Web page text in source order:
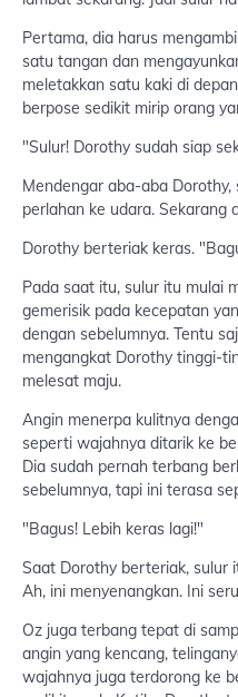
Pertama, dia harus
satu tangan dan
meletakkan satu kaki di
berpose sedikit mirip orang
"Sulur! Dorothy sudah siap
Mendengar aba-aba
perlahan ke udara. Sekarang
Dorothy berteriak keras.
Pada saat itu, sulur itu mulai
gemerisik pada kecepatan
dengan sebelumnya. Tentu
mengangkat Dorothy tinggi-
melesat maju.
Angin menerpa kulitnya
seperti wajahnya ditarik ke
Dia sudah pernah terbang
sebelumnya, tapi ini terasa
"Bagus! Lebih keras lagi!"
Saat Dorothy berteriak, sulur
Ah, ini menyenangkan. Ini
Oz juga terbang tepat di
angin yang kencang,
wajahnya juga terdorong ke